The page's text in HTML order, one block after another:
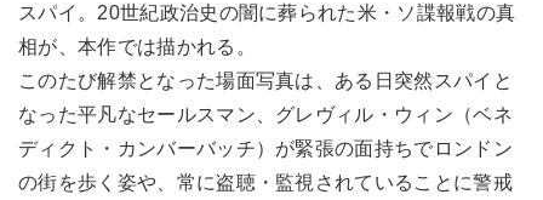
スパイ。20世紀政治史の闇に葬られた米・ソ諜報戦の真
相が、本作では描かれる。
このたび解禁となった場面写真は、ある日突然スパイと
なった平凡なセールスマン、グレヴィル・ウィン（ベネ
ディクト・カンバーバッチ）が緊張の面持ちでロンドン
の街を歩く姿や、常に盗聴・監視されていることに警戒